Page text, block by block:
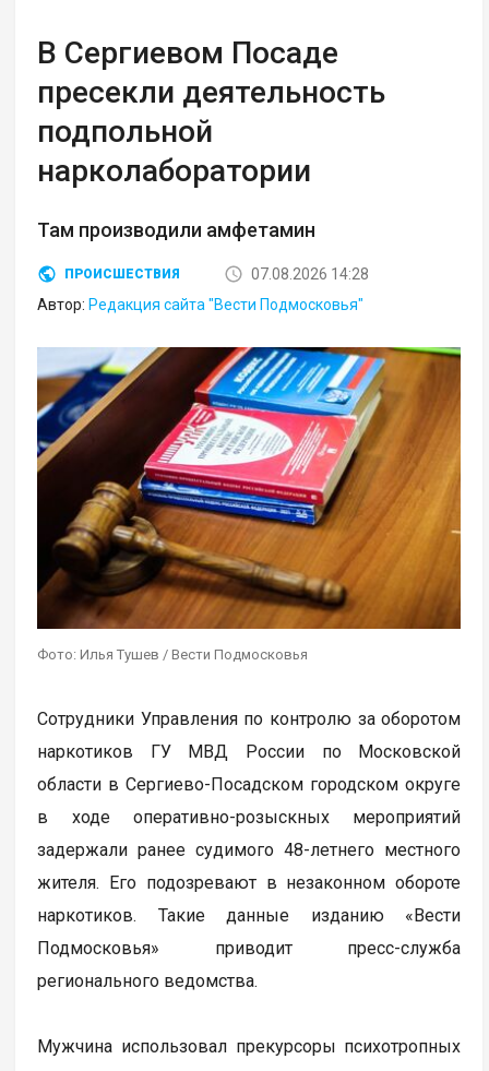
В Сергиевом Посаде
пресекли деятельность
подпольной
нарколаборатории
Там производили амфетамин
ПРОИСШЕСТВИЯ
07.08.2026 14:28
Автор: Редакция сайта "Вести Подмосковья"
Фото: Илья Тушев / Вести Подмосковья
Сотрудники Управления по контролю за оборотом
наркотиков ГУ МВД России по Московской
области в Сергиево-Посадском городском округе
в ходе оперативно-розыскных мероприятий
задержали ранее судимого 48-летнего местного
жителя. Его подозревают в незаконном обороте
наркотиков. Такие данные изданию «Вести
Подмосковья» приводит пресс-служба
регионального ведомства.
Мужчина использовал прекурсоры психотропных